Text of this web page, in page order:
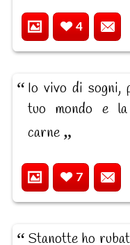
4
Io vivo di sogni,
tuo mondo e
carne
7
Stanotte ho